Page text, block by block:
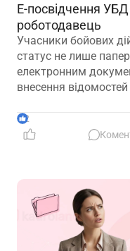
Е-посвідчення
роботодавець
Учасники бойових
статус не лише
електронним
внесення
користуватися
трудові гарантії,
2